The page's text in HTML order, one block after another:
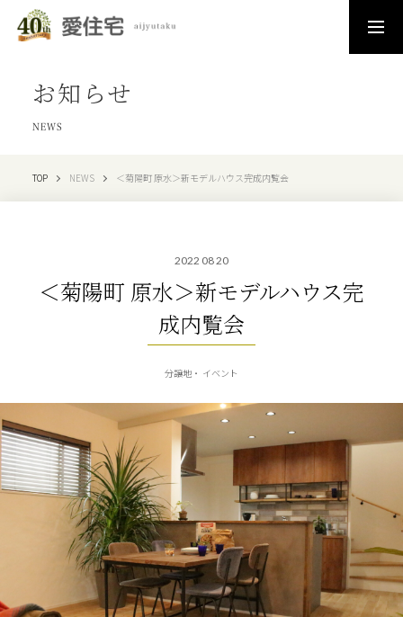
お知らせ
NEWS
TOP NEWS ＜菊陽町 原水＞新モデルハウス完成内覧会
2022 08 20
＜菊陽町 原水＞新モデルハウス完
成内覧会
分譲地 イベント